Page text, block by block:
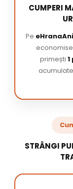
CUMPERI
Pe
primești
STRÂNGI